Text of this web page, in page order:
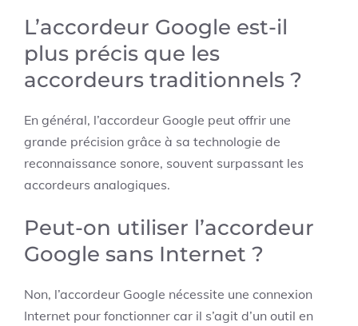
L’accordeur Google est-il
plus précis que les
accordeurs traditionnels ?
En général, l’accordeur Google peut offrir une
grande précision grâce à sa technologie de
reconnaissance sonore, souvent surpassant les
accordeurs analogiques.
Peut-on utiliser l’accordeur
Google sans Internet ?
Non, l’accordeur Google nécessite une connexion
Internet pour fonctionner car il s’agit d’un outil en